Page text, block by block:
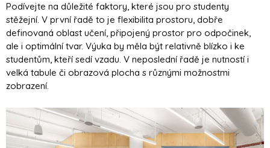
Podívejte na důležité faktory, které jsou pro studenty
stěžejní. V první řadě to je flexibilita prostoru, dobře
definovaná oblast učení, připojený prostor pro odpočinek,
ale i optimální tvar. Výuka by měla být relativně blízko i ke
studentům, kteří sedí vzadu. V neposlední řadě je nutností i
velká tabule či obrazová plocha s různými možnostmi
zobrazení.